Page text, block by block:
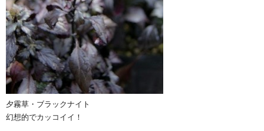
夕霧草・ブラックナイト
幻想的でカッコイイ！